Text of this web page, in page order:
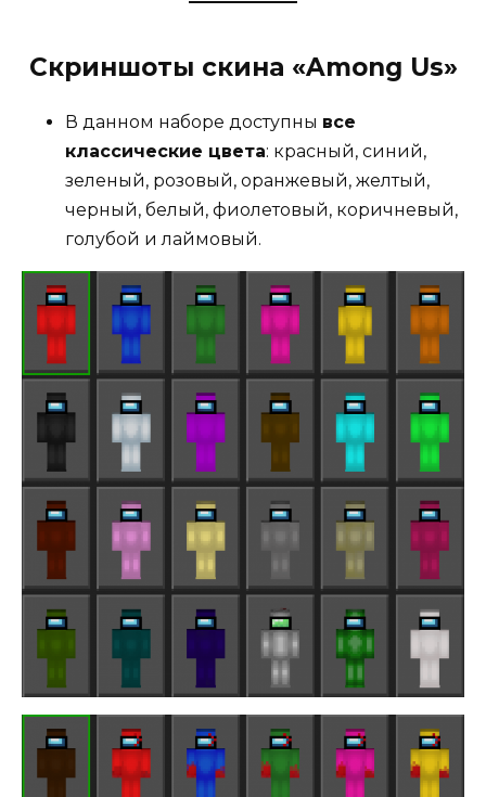
Скриншоты скина «Among Us»
В данном наборе доступны все
классические цвета: красный, синий,
зеленый, розовый, оранжевый, желтый,
черный, белый, фиолетовый, коричневый,
голубой и лаймовый.